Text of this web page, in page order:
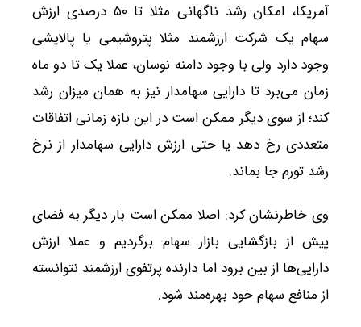
آمریکا، امکان رشد ناگهانی مثلا تا ۵۰ درصدی ارزش
سهام یک شرکت ارزشمند مثلا پتروشیمی یا پالایشی
وجود دارد ولی با وجود دامنه نوسان، عملا یک تا دو ماه
زمان می‌برد تا دارایی سهامدار نیز به همان میزان رشد
کند؛ از سوی دیگر ممکن است در این بازه زمانی اتفاقات
متعددی رخ دهد یا حتی ارزش دارایی سهامدار از نرخ
رشد تورم جا بماند.
وی خاطرنشان کرد: اصلا ممکن است بار دیگر به فضای
پیش از بازگشایی بازار سهام برگردیم و عملا ارزش
دارایی‌ها از بین برود اما دارنده پرتفوی ارزشمند نتوانسته
از منافع سهام خود بهره‌مند شود.